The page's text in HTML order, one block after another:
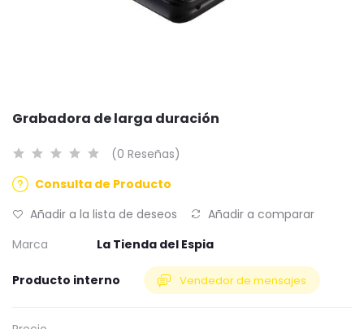
Grabadora de larga duración
(0 Reseñas)
Consulta de Producto
Añadir a la lista de deseos
Añadir a comparar
Marca
La Tienda del Espia
Producto interno Vendedor de mensajes